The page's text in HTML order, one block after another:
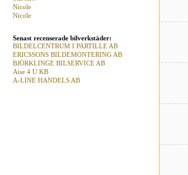
Nicole
Nicole
Senast recenserade bilverkstäder:
BILDELCENTRUM I PARTILLE AB
ERICSSONS BILDEMONTERING AB
BJÖRKLINGE BILSERVICE AB
Aise 4 U KB
A-LINE HANDELS AB